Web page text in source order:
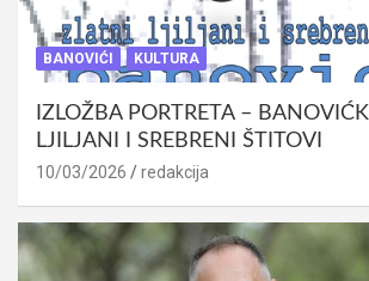
BANOVIĆI KULTURA
IZLOŽBA PORTRETA –
LJILJANI I SREBRENI ŠTITOVI
10/03/2026 redakcija